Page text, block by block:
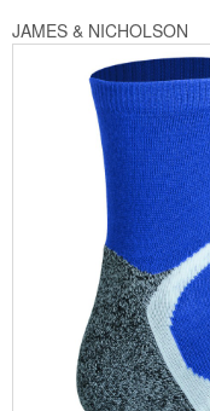
JAMES & NICHOLSON